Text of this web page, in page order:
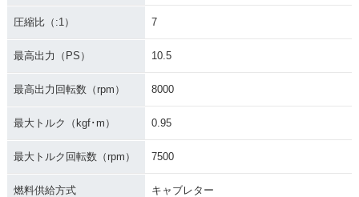
圧縮比（:1） 7
最高出力（PS） 10.5
最高出力回転数（rpm） 8000
最大トルク（kgf･m） 0.95
最大トルク回転数（rpm） 7500
燃料供給方式 キャブレター